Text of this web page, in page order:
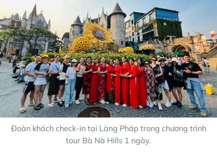
Đoàn khách check-in tại Làng Pháp trong chương trình
tour Bà Nà Hills 1 ngày.